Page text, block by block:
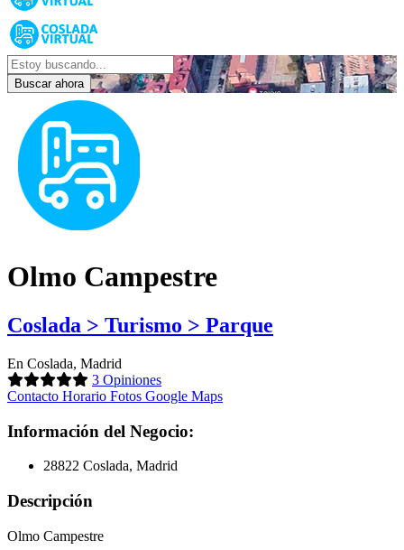
Buscar ahora
Olmo Campestre
Coslada > Turismo > Parque
En Coslada, Madrid
3 Opiniones
Contacto Horario Fotos Google Maps
Información del Negocio:
28822 Coslada, Madrid
Descripción
Olmo Campestre